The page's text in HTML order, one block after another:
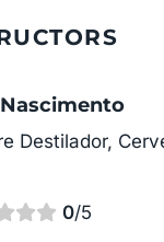
Destilador,
0/5